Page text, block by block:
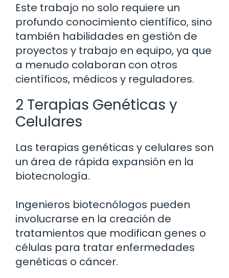
Este trabajo no solo requiere un
profundo conocimiento científico, sino
también habilidades en gestión de
proyectos y trabajo en equipo, ya que
a menudo colaboran con otros
científicos, médicos y reguladores.
2 Terapias Genéticas y
Celulares
Las terapias genéticas y celulares son
un área de rápida expansión en la
biotecnología.
Ingenieros biotecnólogos pueden
involucrarse en la creación de
tratamientos que modifican genes o
células para tratar enfermedades
genéticas o cáncer.